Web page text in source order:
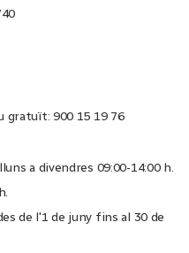
gratuït: 900 15 19 76
a divendres 09:00-14:00 h.
de l'1 de juny fins al 30 de